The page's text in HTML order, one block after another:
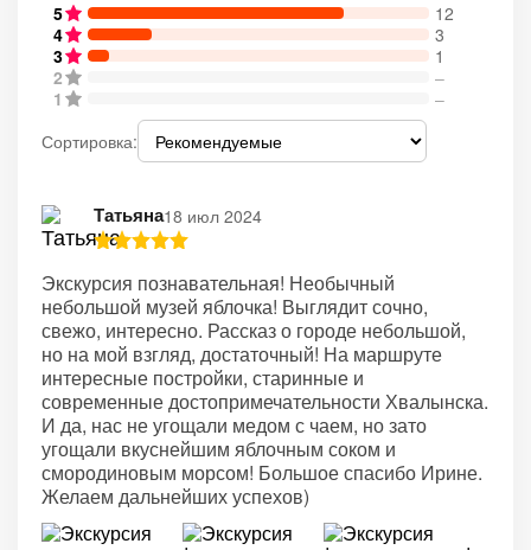
5
12
4
3
3
1
2
–
1
–
Сортировка:
Татьяна18 июл 2024
Экскурсия познавательная! Необычный
небольшой музей яблочка! Выглядит сочно,
свежо, интересно. Рассказ о городе небольшой,
но на мой взгляд, достаточный! На маршруте
интересные постройки, старинные и
современные достопримечательности Хвалынска.
И да, нас не угощали медом с чаем, но зато
угощали вкуснейшим яблочным соком и
смородиновым морсом! Большое спасибо Ирине.
Желаем дальнейших успехов)